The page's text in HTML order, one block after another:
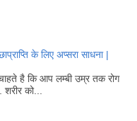
के लिए अप्सरा साधना |
है कि आप लम्बी उम्र तक रोग
को...